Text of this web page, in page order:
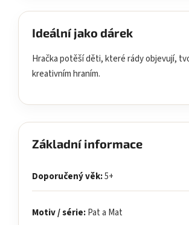
Ideální jako dárek
Hračka potěší děti, které rády objevují,
kreativním hraním.
Základní informace
Doporučený věk:5+
Motiv / série:Pat a Mat